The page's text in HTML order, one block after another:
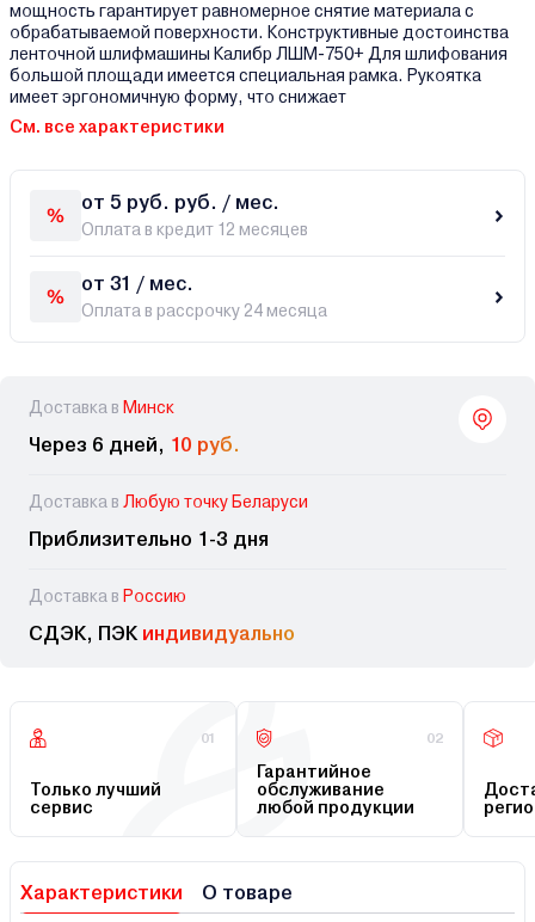
мощность гарантирует равномерное снятие материала с
обрабатываемой поверхности. Конструктивные достоинства
ленточной шлифмашины Калибр ЛШМ-750+ Для шлифования
большой площади имеется специальная рамка. Рукоятка
имеет эргономичную форму, что снижает
См. все характеристики
от 5 руб. руб. / мес.
Оплата в кредит 12 месяцев
от 31 / мес.
Оплата в рассрочку 24 месяца
Доставка в Минск
Через 6 дней, 10 руб.
Доставка в Любую точку Беларуси
Приблизительно 1-3 дня
Доставка в Россию
СДЭК, ПЭК индивидуально
01
Только лучший
сервис
02
Гарантийное
обслуживание
любой продукции
Характеристики О товаре